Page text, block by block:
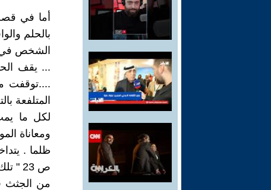
أما في
بالحلم
... يقف
....توقفت
المتلفعة
لكل ما
ومعاناة
ظلما .
ص 23
من الجثث